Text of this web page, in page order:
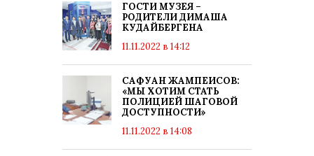
ГОСТИ МУЗЕЯ –
РОДИТЕЛИ ДИМАША
КУДАЙБЕРГЕНА
11.11.2022 в 14:12
САФУАН ЖАМПЕИСОВ:
«МЫ ХОТИМ СТАТЬ
ПОЛИЦИЕЙ ШАГОВОЙ
ДОСТУПНОСТИ»
11.11.2022 в 14:08